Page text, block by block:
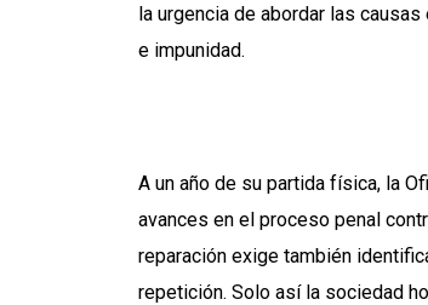
la urgencia de abordar las
e impunidad.
A un año de su partida física, la
avances en el proceso penal
reparación exige también
repetición. Solo así la sociedad